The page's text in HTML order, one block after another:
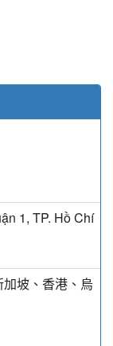
1, TP. Hồ Chí
坡、香港、烏